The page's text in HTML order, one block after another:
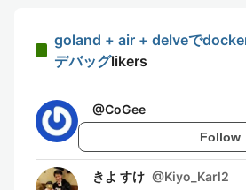
goland + air + delveで
デバッグlikers
@CoGee
Follow
きよ すけ @Kiyo_Karl2